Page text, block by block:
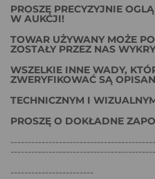
PROSZĘ PRECYZYJNIE
W AUKCJI!
TOWAR UŻYWANY MOŻE
ZOSTAŁY PRZEZ NAS
WSZELKIE INNE WADY,
ZWERYFIKOWAĆ SĄ
TECHNICZNYM I
PROSZĘ O DOKŁADNE
------------------------